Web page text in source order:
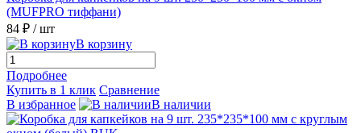
(MUFPRO тиффани)
84 ₽ / шт
В корзину
Подробнее
Купить в 1 клик Сравнение
В избранное
В наличии